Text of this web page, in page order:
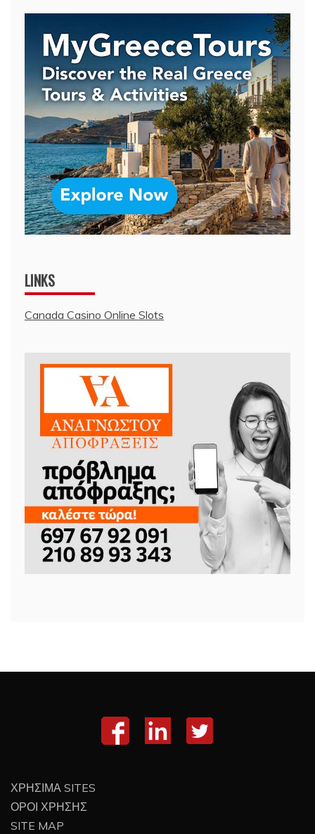
LINKS
Canada Casino Online Slots
ΧΡΗΣΙΜΑ SITES
ΟΡΟΙ ΧΡΗΣΗΣ
SITE MAP